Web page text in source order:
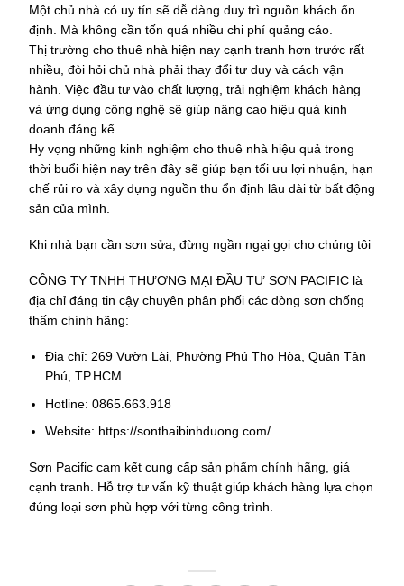
Một chủ nhà có uy tín sẽ dễ dàng duy trì nguồn khách ổn
định. Mà không cần tốn quá nhiều chi phí quảng cáo.
Thị trường cho thuê nhà hiện nay cạnh tranh hơn trước rất
nhiều, đòi hỏi chủ nhà phải thay đổi tư duy và cách vận
hành. Việc đầu tư vào chất lượng, trải nghiệm khách hàng
và ứng dụng công nghệ sẽ giúp nâng cao hiệu quả kinh
doanh đáng kể.
Hy vọng những kinh nghiệm cho thuê nhà hiệu quả trong
thời buổi hiện nay trên đây sẽ giúp bạn tối ưu lợi nhuận, hạn
chế rủi ro và xây dựng nguồn thu ổn định lâu dài từ bất động
sản của mình.
Khi nhà bạn cần sơn sửa, đừng ngần ngại gọi cho chúng tôi
CÔNG TY TNHH THƯƠNG MẠI ĐẦU TƯ SƠN PACIFIC là
địa chỉ đáng tin cậy chuyên phân phối các dòng sơn chống
thấm chính hãng:
Địa chỉ: 269 Vườn Lài, Phường Phú Thọ Hòa, Quận Tân
Phú, TP.HCM
Hotline:0865.663.918
Website: https://sonthaibinhduong.com/
Sơn Pacific cam kết cung cấp sản phẩm chính hãng, giá
cạnh tranh. Hỗ trợ tư vấn kỹ thuật giúp khách hàng lựa chọn
đúng loại sơn phù hợp với từng công trình.